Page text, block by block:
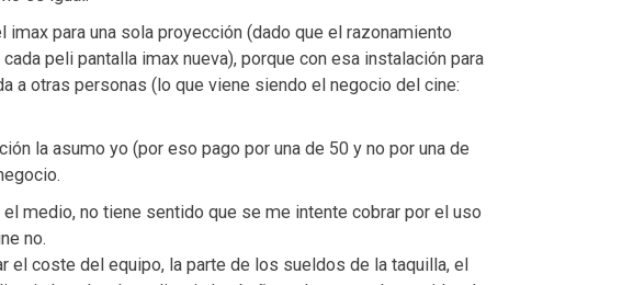
imax para una sola proyección (dado que el razonamiento
peli pantalla imax nueva), porque con esa instalación para
a otras personas (lo que viene siendo el negocio del cine:
la asumo yo (por eso pago por una de 50 y no por una de
medio, no tiene sentido que se me intente cobrar por el uso
no.
el coste del equipo, la parte de los sueldos de la taquilla, el